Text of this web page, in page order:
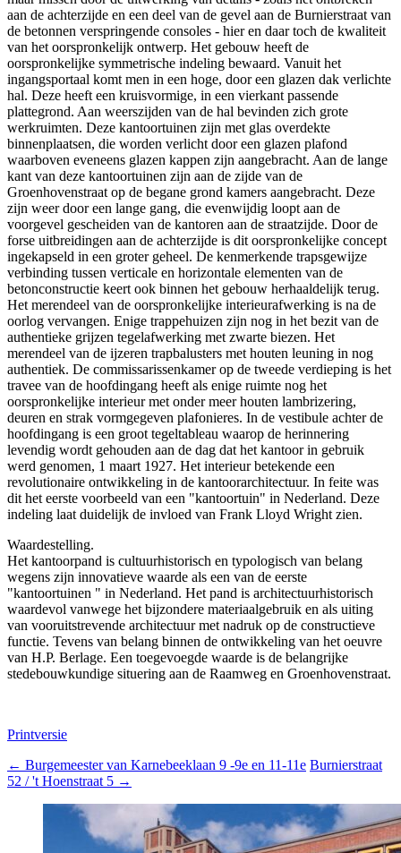
aan de achterzijde en een deel van de gevel aan de Burnierstraat van
de betonnen verspringende consoles - hier en daar toch de kwaliteit
van het oorspronkelijk ontwerp. Het gebouw heeft de
oorspronkelijke symmetrische indeling bewaard. Vanuit het
ingangsportaal komt men in een hoge, door een glazen dak verlichte
hal. Deze heeft een kruisvormige, in een vierkant passende
plattegrond. Aan weerszijden van de hal bevinden zich grote
werkruimten. Deze kantoortuinen zijn met glas overdekte
binnenplaatsen, die worden verlicht door een glazen plafond
waarboven eveneens glazen kappen zijn aangebracht. Aan de lange
kant van deze kantoortuinen zijn aan de zijde van de
Groenhovenstraat op de begane grond kamers aangebracht. Deze
zijn weer door een lange gang, die evenwijdig loopt aan de
voorgevel gescheiden van de kantoren aan de straatzijde. Door de
forse uitbreidingen aan de achterzijde is dit oorspronkelijke concept
ingekapseld in een groter geheel. De kenmerkende trapsgewijze
verbinding tussen verticale en horizontale elementen van de
betonconstructie keert ook binnen het gebouw herhaaldelijk terug.
Het merendeel van de oorspronkelijke interieurafwerking is na de
oorlog vervangen. Enige trappehuizen zijn nog in het bezit van de
authentieke grijzen tegelafwerking met zwarte biezen. Het
merendeel van de ijzeren trapbalusters met houten leuning in nog
authentiek. De commissarissenkamer op de tweede verdieping is het
travee van de hoofdingang heeft als enige ruimte nog het
oorspronkelijke interieur met onder meer houten lambrizering,
deuren en strak vormgegeven plafonieres. In de vestibule achter de
hoofdingang is een groot tegeltableau waarop de herinnering
levendig wordt gehouden aan de dag dat het kantoor in gebruik
werd genomen, 1 maart 1927. Het interieur betekende een
revolutionaire ontwikkeling in de kantoorarchitectuur. In feite was
dit het eerste voorbeeld van een "kantoortuin" in Nederland. Deze
indeling laat duidelijk de invloed van Frank Lloyd Wright zien.
Waardestelling.
Het kantoorpand is cultuurhistorisch en typologisch van belang
wegens zijn innovatieve waarde als een van de eerste
"kantoortuinen " in Nederland. Het pand is architectuurhistorisch
waardevol vanwege het bijzondere materiaalgebruik en als uiting
van vooruitstrevende architectuur met nadruk op de constructieve
functie. Tevens van belang binnen de ontwikkeling van het oeuvre
van H.P. Berlage. Een toegevoegde waarde is de belangrijke
stedebouwkundige situering aan de Raamweg en Groenhovenstraat.
Printversie
← Burgemeester van Karnebeeklaan 9 -9e en 11-11e Burnierstraat
52 / 't Hoenstraat 5 →